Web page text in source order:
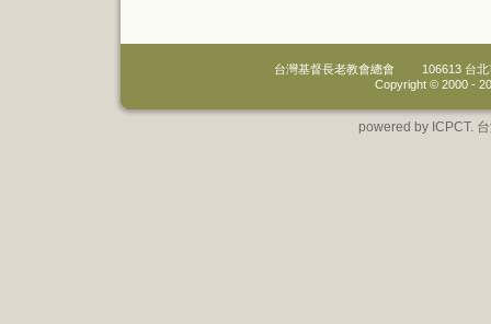
台灣基督長老教會總會
106613 台
Copyright © 2000 -
powered by ICPCT.